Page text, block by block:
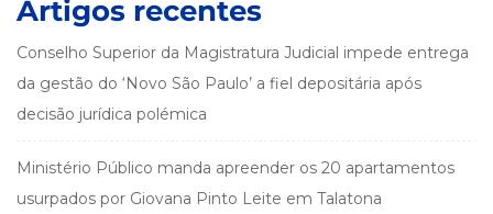
Artigos recentes
Conselho Superior da Magistratura Judicial impede entrega
da gestão do ‘Novo São Paulo’ a fiel depositária após
decisão jurídica polémica
Ministério Público manda apreender os 20 apartamentos
usurpados por Giovana Pinto Leite em Talatona